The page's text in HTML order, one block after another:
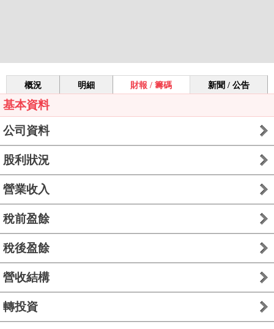
概況 明細 財報 / 籌碼 新聞 / 公告
基本資料
公司資料
股利狀況
營業收入
稅前盈餘
稅後盈餘
營收結構
轉投資